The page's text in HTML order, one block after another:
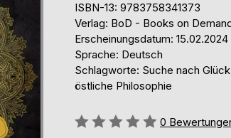
ISBN-13: 9783758341373
Verlag: BoD - Books on
Erscheinungsdatum: 15.02.2024
Sprache: Deutsch
Schlagworte: Suche nach
östliche Philosophie
Bewertung::
0